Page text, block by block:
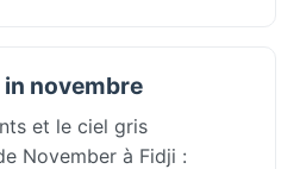
in novembre
et le ciel gris
November à Fidji :